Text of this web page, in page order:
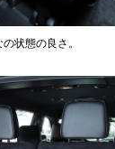
状態の良さ。